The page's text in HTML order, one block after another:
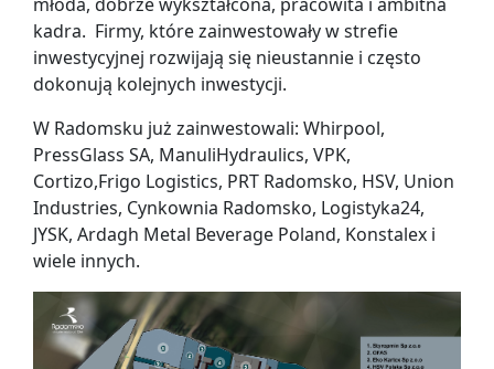
kadra. Firmy, które zainwestowały w strefie
inwestycyjnej rozwijają się nieustannie i często
dokonują kolejnych inwestycji.
W Radomsku już zainwestowali: Whirpool,
PressGlass SA, ManuliHydraulics, VPK,
Cortizo,Frigo Logistics, PRT Radomsko, HSV, Union
Industries, Cynkownia Radomsko, Logistyka24,
JYSK, Ardagh Metal Beverage Poland, Konstalex i
wiele innych.